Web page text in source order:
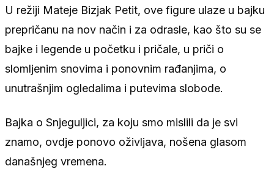
U režiji Mateje Bizjak Petit, ove figure ulaze u bajku
prepričanu na nov način i za odrasle, kao što su se
bajke i legende u početku i pričale, u priči o
slomljenim snovima i ponovnim rađanjima, o
unutrašnjim ogledalima i putevima slobode.
Bajka o Snjeguljici, za koju smo mislili da je svi
znamo, ovdje ponovo oživljava, nošena glasom
današnjeg vremena.